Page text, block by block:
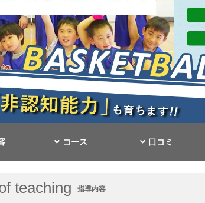
コース 口コミ
teaching 指導内容